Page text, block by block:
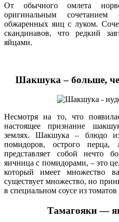
От обычного омлета
оригинальным
обжаренных яиц с луком.
скандинавов, что редкий
яйцами.
Шакшука – больше,
Несмотря на то, что
настоящее признание
землях. Шакшука – блюдо
помидоров, острого
представляет собой нечто
яичница с помидорами, – это
который имеет множество
существует множество, но
в специальном соусе из
Тамагояки —